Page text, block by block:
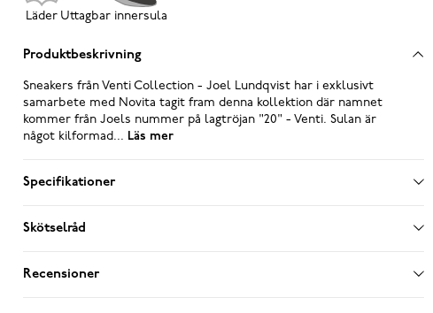
Läder Uttagbar innersula
Produktbeskrivning
Sneakers från Venti Collection - Joel Lundqvist har i exklusivt
samarbete med Novita tagit fram denna kollektion där namnet
kommer från Joels nummer på lagtröjan "20" - Venti. Sulan är
något kilformad... Läs mer
Specifikationer
Skötselråd
Recensioner